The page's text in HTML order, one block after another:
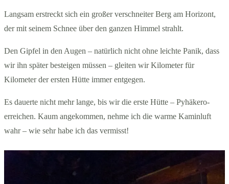
Langsam erstreckt sich ein großer verschneiter Berg am Horizont,
der mit seinem Schnee über den ganzen Himmel strahlt.
Den Gipfel in den Augen – natürlich nicht ohne leichte Panik, dass
wir ihn später besteigen müssen – gleiten wir Kilometer für
Kilometer der ersten Hütte immer entgegen.
Es dauerte nicht mehr lange, bis wir die erste Hütte – Pyhäkero-
erreichen. Kaum angekommen, nehme ich die warme Kaminluft
wahr – wie sehr habe ich das vermisst!